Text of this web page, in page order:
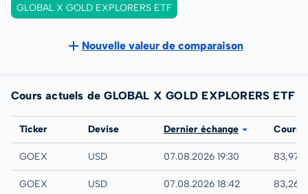
GLOBAL X GOLD EXPLORERS ETF
Nouvelle valeur de comparaison
Cours actuels de GLOBAL X GOLD EXPLORERS ETF
Bourse
Ticker Devise Dernier échange Cours
IEX
GOEX USD 07.08.2026 19:30 83,97
NYSE
GOEX USD 07.08.2026 18:42 83,26